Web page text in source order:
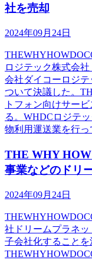
社を売却
2024年09月24日
ロジテック株式会
会社ダイコーロジ
ついて決議した。
トフォン向けサー
る。WHDCロジテ
物利用運送業を行
THE WHY
事業などのドリ
2024年09月24日
社ドリームプラネッ
子会社化することを